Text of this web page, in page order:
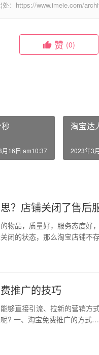
：https://www.imeie.com/
赞 (0)
16日 am10:37
淘宝达
2023年3
？店铺关闭了售后
物品，质量好，服务态度好
闭的状态，那么淘宝店铺不
推广的技巧
够直接引流、拉新的营销方
? 一、淘宝免费推广的方式…